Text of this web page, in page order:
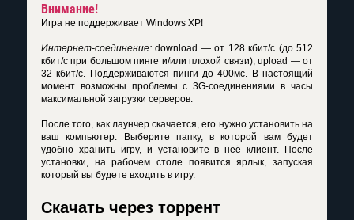
Внимание!
Игра не поддерживает Windows XP!
Интернет-соединение: download — от 128 кбит/с (до 512
кбит/с при большом пинге и/или плохой связи), upload — от
32 кбит/с. Поддерживаются пинги до 400мс. В настоящий
момент возможны проблемы с 3G-соединениями в часы
максимальной загрузки серверов.
После того, как лаунчер скачается, его нужно установить на
ваш компьютер. Выберите папку, в которой вам будет
удобно хранить игру, и установите в неё клиент. После
установки, на рабочем столе появится ярлык, запуская
который вы будете входить в игру.
Скачать через торрент